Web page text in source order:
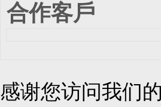
合作客戶
感谢您访问我们